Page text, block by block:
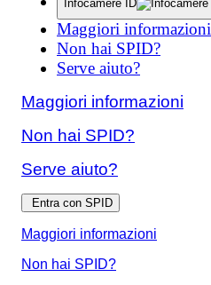
Infocamere ID
Maggiori informazioni
Non hai SPID?
Serve aiuto?
Maggiori informazioni
Non hai SPID?
Serve aiuto?
Entra con SPID
Maggiori informazioni
Non hai SPID?